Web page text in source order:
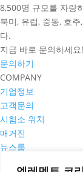
8,500명 규모를 자랑
북미, 유럽, 중동, 호
다.
지금 바로 문의하세요!
문의하기
COMPANY
기업정보
고객문의
시험소 위치
매거진
뉴스룸